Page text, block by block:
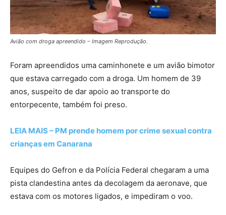
Avião com droga apreendido – Imagem Reprodução.
Foram apreendidos uma caminhonete e um avião bimotor
que estava carregado com a droga. Um homem de 39
anos, suspeito de dar apoio ao transporte do
entorpecente, também foi preso.
LEIA MAIS – PM prende homem por crime sexual contra
crianças em Canarana
Equipes do Gefron e da Polícia Federal chegaram a uma
pista clandestina antes da decolagem da aeronave, que
estava com os motores ligados, e impediram o voo.